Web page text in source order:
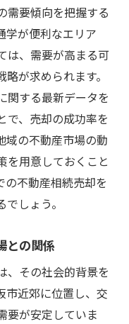
需要傾向を把握する
学が便利なエリア
は、需要が高まる可
が求められます。
関する最新データを
で、売却の成功率を
域の不動産市場の動
を用意しておくこと
の不動産相続売却を
しょう。
との関係
、その社会的背景を
市近郊に位置し、交
要が安定していま